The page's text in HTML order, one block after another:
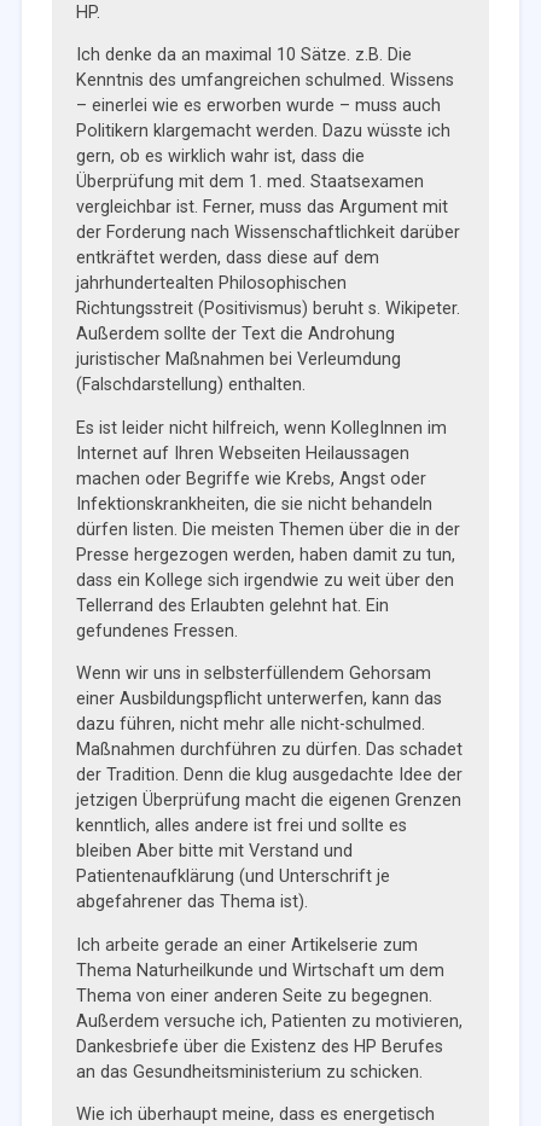
HP.
Ich denke da an maximal 10 Sätze. z.B. Die
Kenntnis des umfangreichen schulmed. Wissens
– einerlei wie es erworben wurde – muss auch
Politikern klargemacht werden. Dazu wüsste ich
gern, ob es wirklich wahr ist, dass die
Überprüfung mit dem 1. med. Staatsexamen
vergleichbar ist. Ferner, muss das Argument mit
der Forderung nach Wissenschaftlichkeit darüber
entkräftet werden, dass diese auf dem
jahrhundertealten Philosophischen
Richtungsstreit (Positivismus) beruht s. Wikipeter.
Außerdem sollte der Text die Androhung
juristischer Maßnahmen bei Verleumdung
(Falschdarstellung) enthalten.
Es ist leider nicht hilfreich, wenn KollegInnen im
Internet auf Ihren Webseiten Heilaussagen
machen oder Begriffe wie Krebs, Angst oder
Infektionskrankheiten, die sie nicht behandeln
dürfen listen. Die meisten Themen über die in der
Presse hergezogen werden, haben damit zu tun,
dass ein Kollege sich irgendwie zu weit über den
Tellerrand des Erlaubten gelehnt hat. Ein
gefundenes Fressen.
Wenn wir uns in selbsterfüllendem Gehorsam
einer Ausbildungspflicht unterwerfen, kann das
dazu führen, nicht mehr alle nicht-schulmed.
Maßnahmen durchführen zu dürfen. Das schadet
der Tradition. Denn die klug ausgedachte Idee der
jetzigen Überprüfung macht die eigenen Grenzen
kenntlich, alles andere ist frei und sollte es
bleiben Aber bitte mit Verstand und
Patientenaufklärung (und Unterschrift je
abgefahrener das Thema ist).
Ich arbeite gerade an einer Artikelserie zum
Thema Naturheilkunde und Wirtschaft um dem
Thema von einer anderen Seite zu begegnen.
Außerdem versuche ich, Patienten zu motivieren,
Dankesbriefe über die Existenz des HP Berufes
an das Gesundheitsministerium zu schicken.
Wie ich überhaupt meine, dass es energetisch